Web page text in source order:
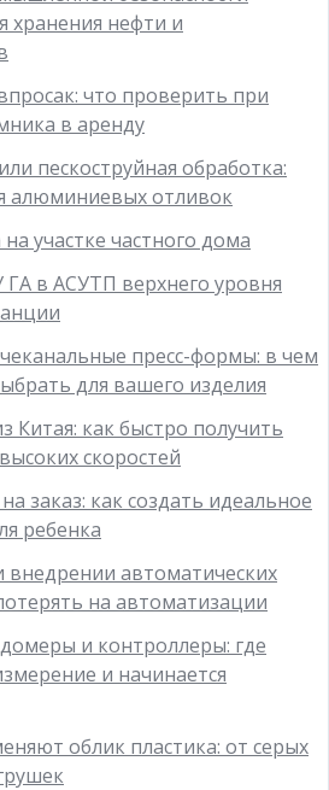
хранения нефти и
что проверить при
в аренду
пескоструйная обработка:
алюминиевых отливок
участке частного дома
в АСУТП верхнего уровня
пресс-формы: в чем
для вашего изделия
Китая: как быстро получить
скоростей
заказ: как создать идеальное
ребенка
автоматических
на автоматизации
и контроллеры: где
и начинается
облик пластика: от серых